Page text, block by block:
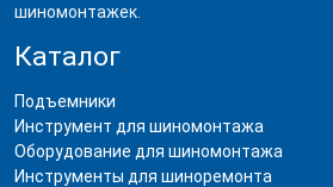
шиномонтажек.
Каталог
Подъемники
Инструмент для шиномонтажа
Оборудование для шиномонтажа
Инструменты для шиноремонта